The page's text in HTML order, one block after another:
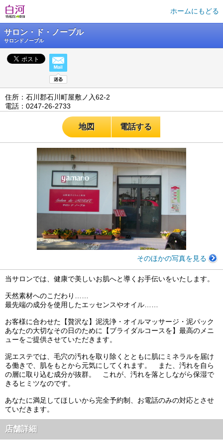
ホームにもどる
サロン・ド・ノーブル
サロンドノーブル
住所：石川郡石川町屋敷ノ入62-2
電話：0247-26-2733
地図 電話する
そのほかの写真を見る
当サロンでは、健康で美しいお肌へと導くお手伝いをいたします。
天然素材へのこだわり……
最先端の成分を使用したエッセンスやオイル……
お客様に合わせた【贅沢な】泥洗浄・オイルマッサージ・泥パック
あなたの大切なその日のために【ブライダルコースを】最高のメニ
ューをご提供させていただきます。
泥エステでは、毛穴の汚れを取り除くとともに肌にミネラルを届け
る働きで、肌をもとから元気にしてくれます。 また、汚れを自ら
の層に取り込む成分が抜群。 これが、汚れを落としながら保湿で
きるヒミツなのです。
あなたに満足してほしいから完全予約制、お電話のみの対応とさせ
ていだきます。
店舗詳細